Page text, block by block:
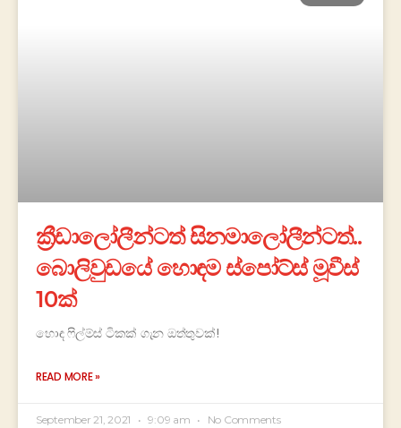
ක්‍රීඩාලෝලීන්ටත් සිනමාලෝලීන්ටත්..
බොලිවුඩයේ හොඳම ස්පෝට්ස් මූවීස්
10ක්
හොඳ ෆිල්ම්ස් ටිකක් ගැන ඔත්තුවක්!
READ MORE »
September 21, 2021 9:09 am No Comments